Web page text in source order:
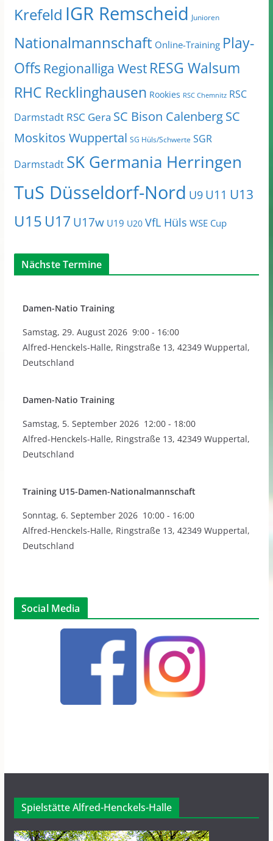
Krefeld IGR Remscheid Junioren
Nationalmannschaft Online-Training Play-
Offs Regionalliga West RESG Walsum
RHC Recklinghausen Rookies RSC Chemnitz RSC
Darmstadt RSC Gera SC Bison CalenbergSC
Moskitos Wuppertal SG Hüls/Schwerte SGR
Darmstadt SK Germania Herringen
TuS Düsseldorf-Nord U9 U11 U13
U15 U17 U17w U19 U20 VfL Hüls WSE Cup
Nächste Termine
Damen-Natio Training
Samstag, 29. August 2026 9:00- 16:00
Alfred-Henckels-Halle, Ringstraße 13, 42349 Wuppertal,
Deutschland
Damen-Natio Training
Samstag, 5. September 2026 12:00- 18:00
Alfred-Henckels-Halle, Ringstraße 13, 42349 Wuppertal,
Deutschland
Training U15-Damen-Nationalmannschaft
Sonntag, 6. September 2026 10:00- 16:00
Alfred-Henckels-Halle, Ringstraße 13, 42349 Wuppertal,
Deutschland
Social Media
Spielstätte Alfred-Henckels-Halle